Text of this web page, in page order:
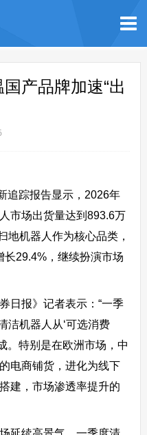
产品牌加速“出
追踪报告显示，2026年
市场出货量达到893.6万
地机器人作为核心品类，
29.4%，继续扮演市场
报》记者表示：“一季
洁机器人从‘可选消费
。特别是在欧洲市场，中
电商铺货，进化为线下
建，市场渗透率提升的